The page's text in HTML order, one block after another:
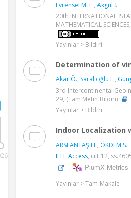
Evrensel M. E., Akgül İ.
20th INTERNATIONAL
MATHEMATICAL
Yayınlar > Bildiri
Determination of
Akar Ö., Saralioğlu E.,
3rd Intercontinental
29, (Tam Metin Bildiri)
Yayınlar > Bildiri
Indoor Localization
ARSLANTAŞ H., ÖKDEM S.
IEEE Access, cilt.12,
PlumX Metrics
Yayınlar > Tam Makale